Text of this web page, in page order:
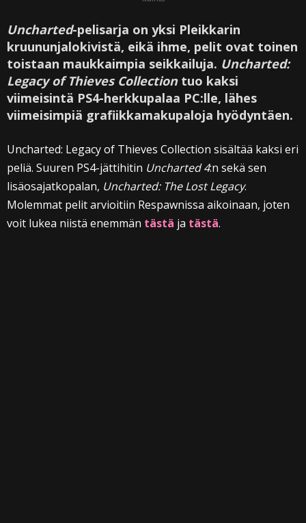
Uncharted-pelisarja on yksi Pleikkarin
kruununjalokivistä, eikä ihme, pelit ovat toinen
toistaan maukkaimpia seikkailuja. Uncharted:
Legacy of Thieves Collectiontuo kaksi
viimeisintä PS4-herkkupalaa PC:lle, lähes
viimeisimpiä grafiikkamakupaloja hyödyntäen.
Uncharted: Legacy of Thieves Collection sisältää kaksi eri
peliä. Suuren PS4-jättihitin Uncharted 4:n sekä sen
lisäosajatkopalan, Uncharted: The Lost Legacy.
Molemmat pelit arvioitiin Respawnissa aikoinaan, joten
voit lukea niistä enemmän tästä ja tästä.